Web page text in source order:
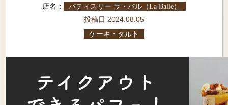
店名： パティスリー ラ・バル（La Balle）
投稿日 2024.08.05
ケーキ・タルト